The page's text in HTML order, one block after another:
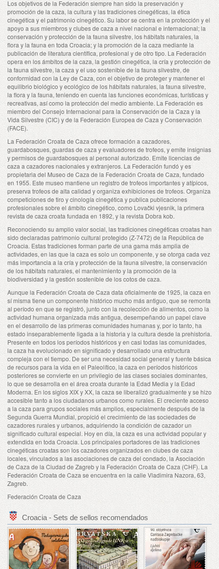
Los objetivos de la Federación siempre han sido la preservación y
promoción de la caza, la cultura y las tradiciones cinegéticas, la ética
cinegética y el patrimonio cinegético. Su labor se centra en la protección y el
apoyo a sus miembros y clubes de caza a nivel nacional e internacional; la
conservación y protección de la fauna silvestre, los hábitats naturales, la
flora y la fauna en toda Croacia; y la promoción de la caza mediante la
publicación de literatura científica, profesional y de otro tipo. La Federación
opera en los ámbitos de la caza, la gestión cinegética, la cría y protección de
la fauna silvestre, la caza y el uso sostenible de la fauna silvestre, de
conformidad con la Ley de Caza, con el objetivo de proteger y mantener el
equilibrio biológico y ecológico de los hábitats naturales, la fauna silvestre,
la flora y la fauna, teniendo en cuenta las funciones económicas, turísticas y
recreativas, así como la protección del medio ambiente. La Federación es
miembro del Consejo Internacional para la Conservación de la Caza y la
Vida Silvestre (CIC) y de la Federación Europea de Caza y Conservación
(FACE).
La Federación Croata de Caza ofrece formación a cazadores,
guardabosques, guardas de caza y evaluadores de trofeos, y emite insignias
y permisos de guardabosques al personal autorizado. Emite licencias de
caza a cazadores nacionales y extranjeros. La Federación fundó y es
propietaria del Museo de Caza de la Federación Croata de Caza, fundado
en 1955. Este museo mantiene un registro de trofeos importantes y atípicos,
preserva trofeos de alta calidad y organiza exhibiciones de trofeos. Organiza
competiciones de tiro y cinología cinegética y publica publicaciones
profesionales sobre el ámbito cinegético, como Lovački vjesnik, la primera
revista de caza croata fundada en 1892, y la revista Dobra kob.
Reconociendo su amplio valor social, las tradiciones cinegéticas croatas han
sido declaradas patrimonio cultural protegido (Z-7472) de la República de
Croacia. Estas tradiciones forman parte de una gama más amplia de
actividades, en las que la caza es solo un componente, y se otorga cada vez
más importancia a la cría y protección de la fauna silvestre, la conservación
de los hábitats naturales, el mantenimiento y la promoción de la
biodiversidad y la gestión sostenible de los cotos de caza.
Aunque la Federación Croata de Caza data oficialmente de 1925, la caza en
sí misma tiene un componente histórico mucho más antiguo, que se remonta
al período en que se registró, junto con la recolección de alimentos, como la
actividad humana organizada más antigua, desempeñando un papel clave
en el desarrollo de las primeras comunidades humanas y, por lo tanto, ha
estado inseparablemente ligada a la historia y la cultura desde la prehistoria.
Presente en todos los períodos históricos y en casi todas las comunidades,
la caza ha evolucionado en significado y desarrollado una estructura
compleja con el tiempo. De ser una necesidad social general y fuente básica
de recursos para la vida en el Paleolítico, la caza en períodos históricos
posteriores se convierte en un privilegio de las clases sociales dominantes,
lo que se desarrolla en el área croata durante la Edad Media y la Edad
Moderna. En los siglos XIX y XX, la caza se liberalizó gradualmente y se hizo
accesible tanto a los ciudadanos urbanos como rurales. El creciente acceso
a la caza para grupos sociales más amplios, especialmente después de la
Segunda Guerra Mundial, propició el crecimiento de las sociedades de
cazadores rurales y urbanos, adquiriendo la condición de cazador un
significado cultural especial. Hoy en día, la caza es una actividad popular y
extendida en toda Croacia. Los principales portadores de las tradiciones
cinegéticas croatas son los cazadores organizados en clubes de caza
locales, vinculados a las asociaciones de caza del condado, la Asociación
de Caza de la Ciudad de Zagreb y la Federación Croata de Caza (CHF). La
Federación Croata de Caza se encuentra en la calle Vladimira Nazora, 63,
Zagreb.
Federación Croata de Caza
Croacia - Sets de sellos recomendados